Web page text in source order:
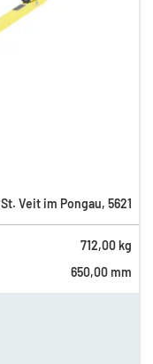
St. Veit im Pongau, 5621
712,00 kg
650,00 mm